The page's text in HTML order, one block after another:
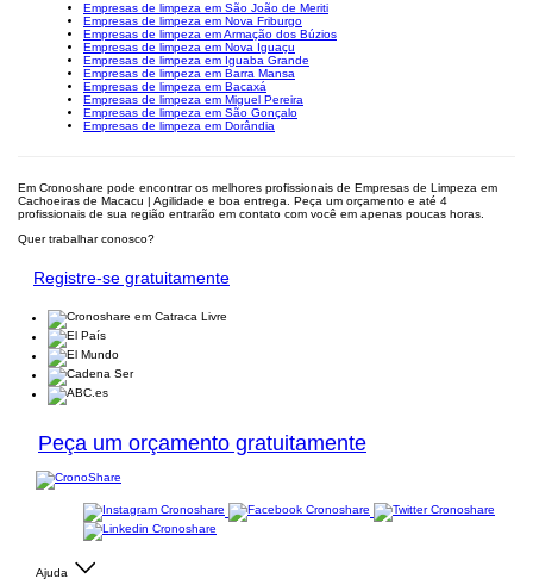
Empresas de limpeza em São João de Meriti
Empresas de limpeza em Nova Friburgo
Empresas de limpeza em Armação dos Búzios
Empresas de limpeza em Nova Iguaçu
Empresas de limpeza em Iguaba Grande
Empresas de limpeza em Barra Mansa
Empresas de limpeza em Bacaxá
Empresas de limpeza em Miguel Pereira
Empresas de limpeza em São Gonçalo
Empresas de limpeza em Dorândia
Em Cronoshare pode encontrar os melhores profissionais de Empresas de Limpeza em
Cachoeiras de Macacu | Agilidade e boa entrega. Peça um orçamento e até 4
profissionais de sua região entrarão em contato com você em apenas poucas horas.
Quer trabalhar conosco?
Registre-se gratuitamente
Peça um orçamento gratuitamente
Ajuda